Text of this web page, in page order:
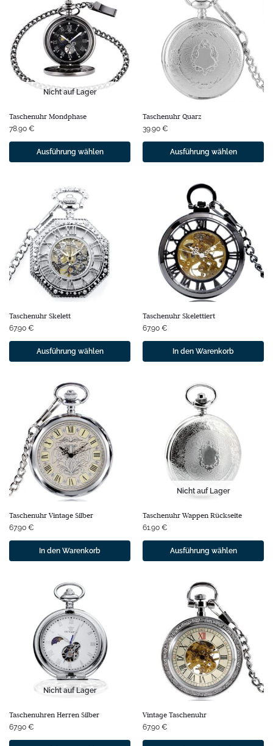
Nicht auf Lager
Taschenuhr Mondphase
78.90 €
Ausführung wählen
Taschenuhr Quarz
39.90 €
Ausführung wählen
Taschenuhr Skelett
67.90 €
Ausführung wählen
Taschenuhr Skelettiert
67.90 €
In den Warenkorb
Taschenuhr Vintage Silber
67.90 €
In den Warenkorb
Nicht auf Lager
Taschenuhr Wappen Rückseite
61.90 €
Ausführung wählen
Nicht auf Lager
Taschenuhren Herren Silber
67.90 €
Vintage Taschenuhr
67.90 €